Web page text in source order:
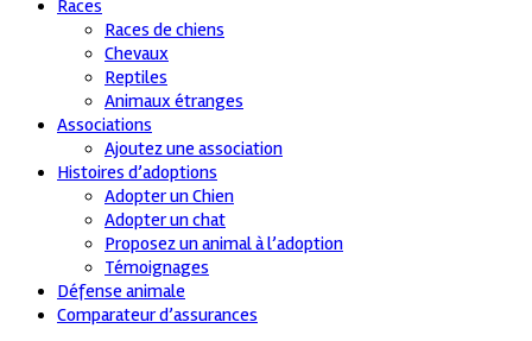
Races
Races de chiens
Chevaux
Reptiles
Animaux étranges
Associations
Ajoutez une association
Histoires d’adoptions
Adopter un Chien
Adopter un chat
Proposez un animal à l’adoption
Témoignages
Défense animale
Comparateur d’assurances